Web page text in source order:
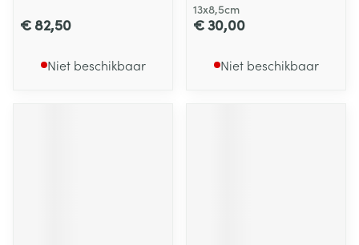
€ 82,50
Niet beschikbaar
13x8,5cm
€ 30,00
Niet beschikbaar